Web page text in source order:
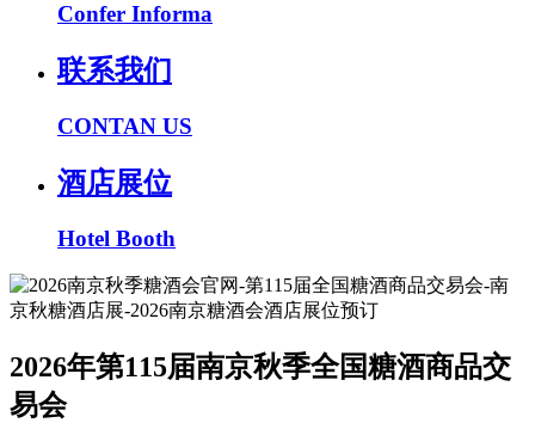
Confer Informa
联系我们
CONTAN US
酒店展位
Hotel Booth
2026年第115届南京秋季全国糖酒商品交
易会